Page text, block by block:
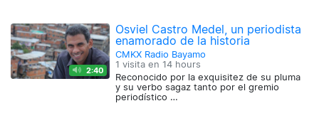
2:40
Osviel Castro Medel, un periodista
enamorado de la historia
CMKX Radio Bayamo
1 visita en 14 hours
Reconocido por la exquisitez de su pluma
y su verbo sagaz tanto por el gremio
periodístico …